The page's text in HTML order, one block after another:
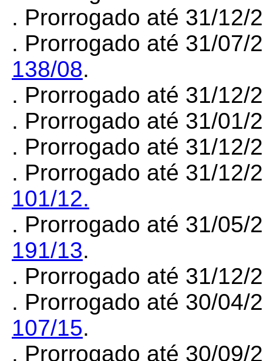
. Prorrogado até 31/
. Prorrogado até 31/07/
138/08.
. Prorrogado até 31/
. Prorrogado até 31/
. Prorrogado até 31/
. Prorrogado até 31/12/
101/12.
. Prorrogado até 31/05/
191/13.
. Prorrogado até 31/
. Prorrogado até 30/04/
107/15.
. Prorrogado até 30/